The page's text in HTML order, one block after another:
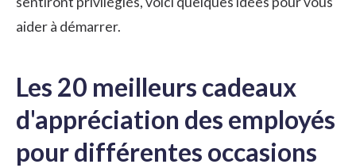
aider à démarrer.
Les 20 meilleurs cadeaux
d'appréciation des employés
pour différentes occasions